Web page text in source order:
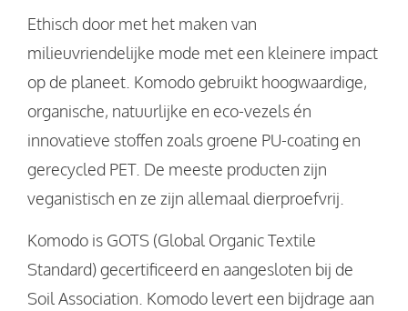
Ethisch door met het maken van
milieuvriendelijke mode met een kleinere impact
op de planeet. Komodo gebruikt hoogwaardige,
organische, natuurlijke en eco-vezels én
innovatieve stoffen zoals groene PU-coating en
gerecycled PET. De meeste producten zijn
veganistisch en ze zijn allemaal dierproefvrij.
Komodo is GOTS (Global Organic Textile
Standard) gecertificeerd en aangesloten bij de
Soil Association. Komodo levert een bijdrage aan